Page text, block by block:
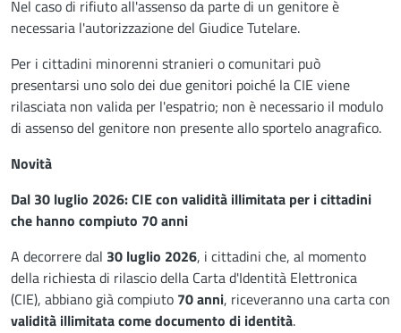
Nel caso di rifiuto all'assenso da parte di un genitore è
necessaria l'autorizzazione del Giudice Tutelare.
Per i cittadini minorenni stranieri o comunitari può
presentarsi uno solo dei due genitori poiché la CIE viene
rilasciata non valida per l'espatrio; non è necessario il modulo
di assenso del genitore non presente allo sportelo anagrafico.
Novità
Dal 30 luglio 2026: CIE con validità illimitata per i cittadini
che hanno compiuto 70 anni
A decorrere dal 30 luglio 2026, i cittadini che, al momento
della richiesta di rilascio della Carta d'Identità Elettronica
(CIE), abbiano già compiuto 70 anni, riceveranno una carta con
validità illimitata come documento di identità.